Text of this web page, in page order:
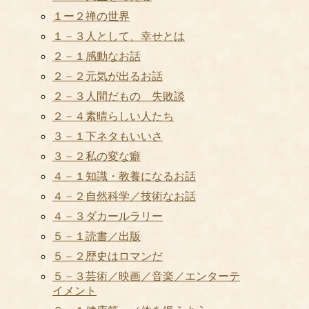
１ー２禅の世界
１－３人として、幸せとは
２－１感動なお話
２－２元気が出るお話
２－３人間だもの 失敗談
２－４素晴らしい人たち
３－１下ネタもいいさ
３－２私の変な癖
４－１知識・教養になるお話
４－２自然科学／技術なお話
４－３ダカールラリー
５－１読書／出版
５－２歴史はロマンだ
５－３芸術／映画／音楽／エンターテ
イメント